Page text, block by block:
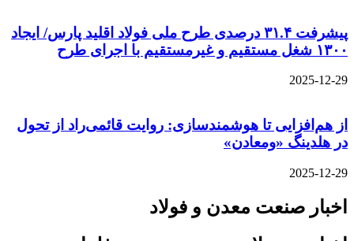
پیشرفت ۳۱.۴ درصدی طرح ملی فولاد اقلید پارس/ ایجاد
۱۳۰۰ شغل مستقیم و غیرمستقیم با اجرای طرح
2025-12-29
از هم‌افزایی تا هوشمندسازی: روایت قائمی‌راد از تحول
در هلدینگ «ومعادن»
2025-12-29
اخبار صنعت معدن و فولاد